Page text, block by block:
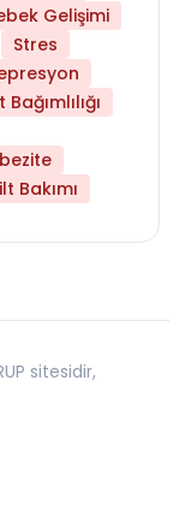
Gelişimi
Stres
Bakımı
sitesidir,